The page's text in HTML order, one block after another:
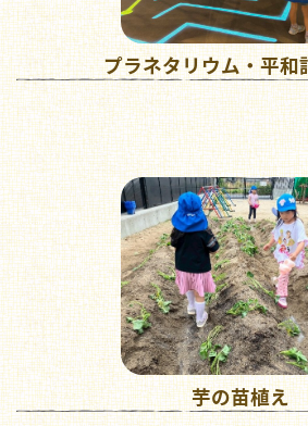
プラネタリウム・平和
芋の苗植え